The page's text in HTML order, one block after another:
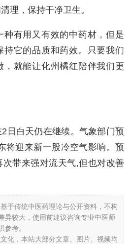
理，保持干净卫生。
种有用又有效的中药材，但是
持它的品质和药效。只要我们
，就能让化州橘红陪伴我们更
2日白天仍在继续。气象部门预
将迎来新一股冷空气影响。预
带来强对流天气,但也对改善
于传统中医药理论与公开资料，不构
异较大，使用前建议咨询专业中医师
参考。
化，本站大部分文章、图片、视频均